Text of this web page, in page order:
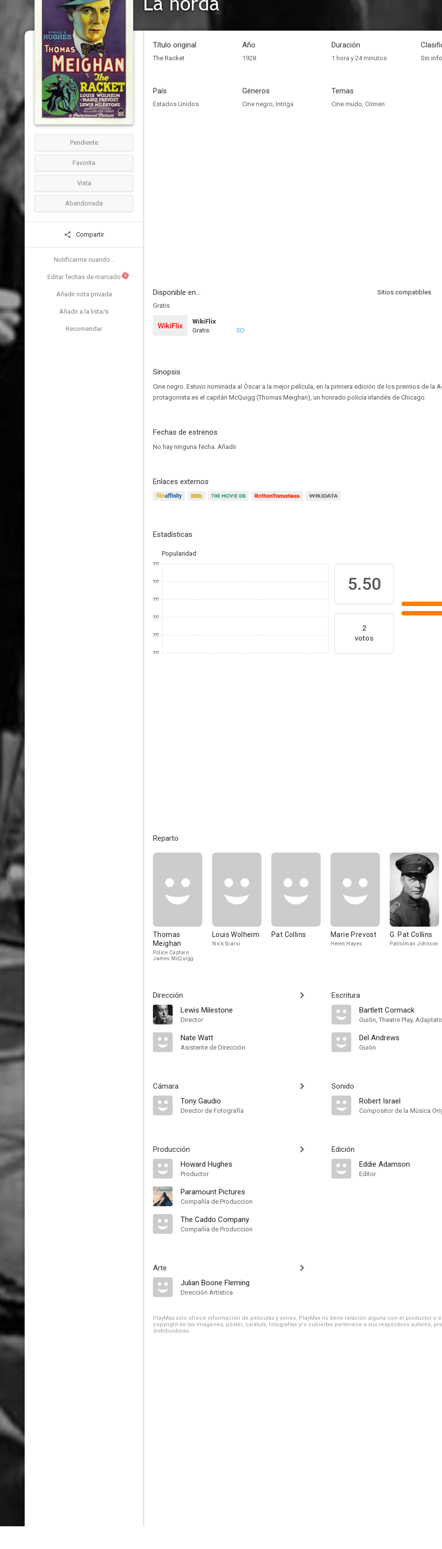
Pendiente
Favorita
Vista
Abandonada
Compartir
Notificarme cuando...
Editar fechas de marcado N
Añadir nota privada
Añadir a la lista/s
Recomendar
Título original
The Racket
Año
1928
Duración
1 hora y 24 minutos Sin
País
Estados Unidos
Géneros
Cine negro, Intriga
Temas
Cine mudo, Crimen
Disponible en...
Sitios compatibles
Gratis
WikiFlix
Gratis:
SD
Sinopsis
Cine negro. Estuvo nominada al Óscar a la mejor película, en la primera edición de los premios de la
protagonista es el capitán McQuigg (Thomas Meighan), un honrado policía irlandés de Chicago.
Fechas de estrenos
No hay ninguna fecha. Añadir
Enlaces externos
Estadísticas
Popularidad
???
???
???
???
???
???
5.50
2
votos
Reparto
Thomas
Meighan
Police Captain
James McQuigg
Louis Wolheim
Nick Scarsi
Pat Collins Marie Prevost
Helen Hayes
G. Pat Collins
Patrolman Johnson
Dirección
Lewis Milestone
Director
Nate Watt
Asistente de Dirección
Cámara
Tony Gaudio
Director de Fotografía
Producción
Howard Hughes
Productor
Paramount Pictures
Compañía de Produccion
The Caddo Company
Compañía de Produccion
Arte
Julian Boone Fleming
Dirección Artística
Escritura
Bartlett Cormack
Guión, Theatre Play,
Del Andrews
Guión
Sonido
Robert Israel
Compositor de la Música
Edición
Eddie Adamson
Editor
PlayMax solo ofrece información de películas y series, PlayMax no tiene relación alguna con el productor o
copyright de las imágenes, póster, carátula, fotografías y/o cubiertas pertenece a sus respectivos autores,
distribuidoras.